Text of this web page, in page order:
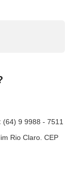
(64) 9 9988 - 7511
Rio Claro. CEP